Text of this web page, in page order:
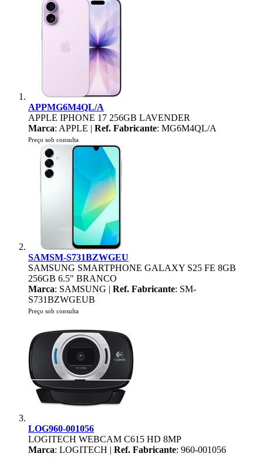
APPMG6M4QL/A
APPLE IPHONE 17 256GB LAVENDER
Marca: APPLE | Ref. Fabricante: MG6M4QL/A
Preço sob consulta
SAMSM-S731BZWGEU
SAMSUNG SMARTPHONE GALAXY S25 FE 8GB
256GB 6.5" BRANCO
Marca: SAMSUNG | Ref. Fabricante: SM-
S731BZWGEUB
Preço sob consulta
LOG960-001056
LOGITECH WEBCAM C615 HD 8MP
Marca: LOGITECH | Ref. Fabricante: 960-001056